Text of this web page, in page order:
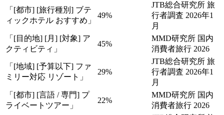
「[都市] [旅行種別] ブテ
ィックホテル おすすめ」
49%
JTB総合研究所 旅
行者調査 2026年1
月
「[目的地] [月] [対象] ア
クティビティ」
45%
MMD研究所 国内
消費者旅行 2026
「[地域] [予算以下] ファ
ミリー対応 リゾート」
29%
JTB総合研究所 旅
行者調査 2026年1
月
「[都市] [言語 / 専門] プ
ライベートツアー」
22%
MMD研究所 国内
消費者旅行 2026